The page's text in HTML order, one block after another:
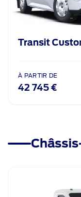
Transit
À PARTIR DE
42 745 €